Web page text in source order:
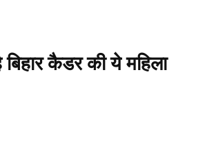
कैडर की ये महिला